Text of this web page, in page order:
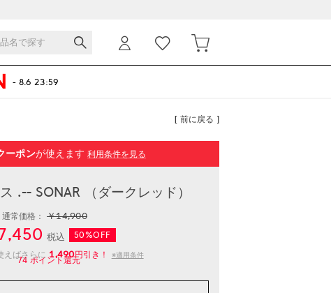
- 8.6 23:59
[ 前に戻る ]
ーポンが使えます 利用条件を見る
.-- SONAR （ダークレッド）
通常価格：￥14,900
税込
50%OFF
えばさらに 1,490円引き！ ※適用条件
74 ポイント還元